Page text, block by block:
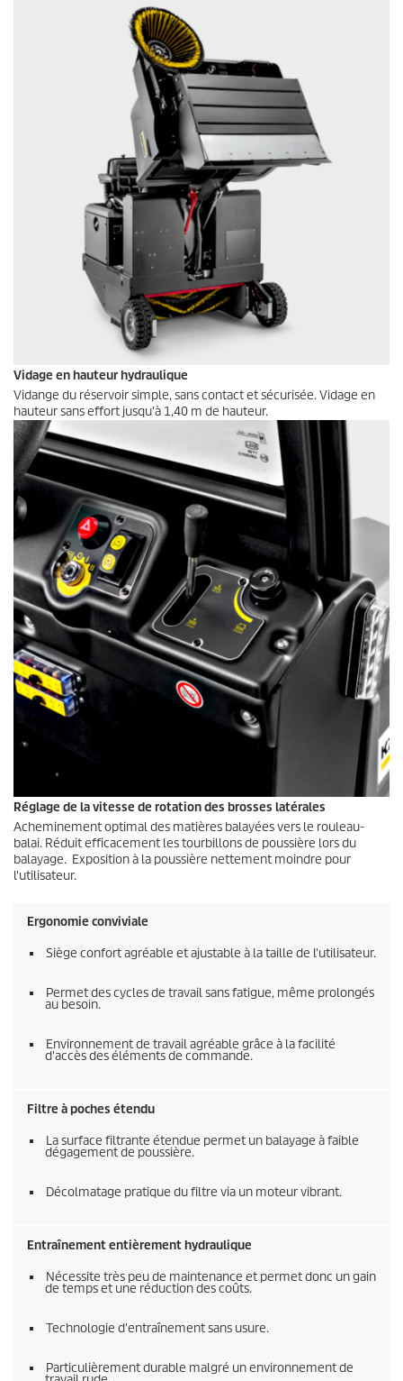
Vidage en hauteur hydraulique
Vidange du réservoir simple, sans contact et sécurisée. Vidage en
hauteur sans effort jusqu'à 1,40 m de hauteur.
Réglage de la vitesse de rotation des brosses latérales
Acheminement optimal des matières balayées vers le rouleau-
balai. Réduit efficacement les tourbillons de poussière lors du
balayage. Exposition à la poussière nettement moindre pour
l'utilisateur.
Ergonomie conviviale
Siège confort agréable et ajustable à la taille de l'utilisateur.
Permet des cycles de travail sans fatigue, même prolongés
au besoin.
Environnement de travail agréable grâce à la facilité
d'accès des éléments de commande.
Filtre à poches étendu
La surface filtrante étendue permet un balayage à faible
dégagement de poussière.
Décolmatage pratique du filtre via un moteur vibrant.
Entraînement entièrement hydraulique
Nécessite très peu de maintenance et permet donc un gain
de temps et une réduction des coûts.
Technologie d'entraînement sans usure.
Particulièrement durable malgré un environnement de